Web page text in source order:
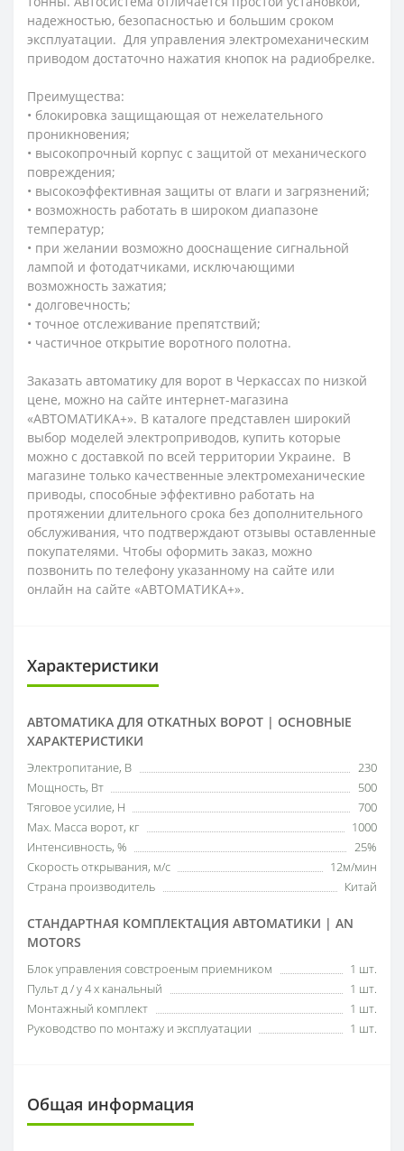
надежностью, безопасностью и большим сроком
эксплуатации. Для управления электромеханическим
приводом достаточно нажатия кнопок на радиобрелке.
Преимущества:
• блокировка защищающая от нежелательного
проникновения;
• высокопрочный корпус с защитой от механического
повреждения;
• высокоэффективная защиты от влаги и загрязнений;
• возможность работать в широком диапазоне
температур;
• при желании возможно дооснащение сигнальной
лампой и фотодатчиками, исключающими
возможность зажатия;
• долговечность;
• точное отслеживание препятствий;
• частичное открытие воротного полотна.
Заказать автоматику для ворот в Черкассах по низкой
цене, можно на сайте интернет-магазина
«АВТОМАТИКА+». В каталоге представлен широкий
выбор моделей электроприводов, купить которые
можно с доставкой по всей территории Украине. В
магазине только качественные электромеханические
приводы, способные эффективно работать на
протяжении длительного срока без дополнительного
обслуживания, что подтверждают отзывы оставленные
покупателями. Чтобы оформить заказ, можно
позвонить по телефону указанному на сайте или
онлайн на сайте «АВТОМАТИКА+».
Характеристики
АВТОМАТИКА ДЛЯ ОТКАТНЫХ ВОРОТ | ОСНОВНЫЕ
ХАРАКТЕРИСТИКИ
Электропитание, В
230
Мощность, Вт
500
Тяговое усилие, Н
700
Мах. Масса ворот, кг
1000
Интенсивность, %
25%
Скорость открывания, м/с
12м/мин
Страна производитель
Китай
СТАНДАРТНАЯ КОМПЛЕКТАЦИЯ АВТОМАТИКИ | AN
MOTORS
Блок управления совстроеным приемником
1 шт.
Пульт д / у 4 х канальный
1 шт.
Монтажный комплект
1 шт.
Руководство по монтажу и эксплуатации
1 шт.
Общая информация